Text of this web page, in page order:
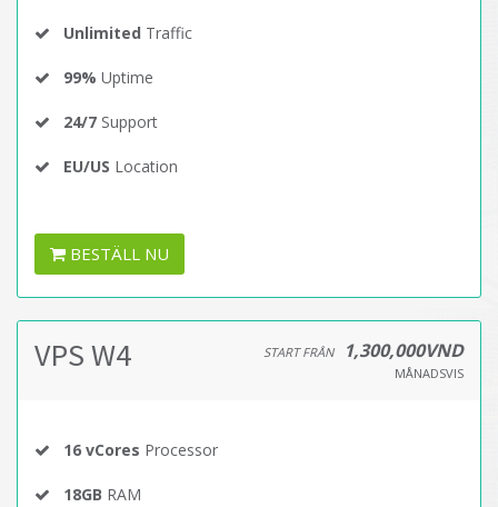
Unlimited Traffic
99% Uptime
24/7 Support
EU/US Location
BESTÄLL NU
VPS W4 START FRÅN 1,300,000VND
MÅNADSVIS
16 vCores Processor
18GB RAM